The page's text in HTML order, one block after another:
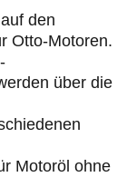
den
Otto-Motoren.
über die
Motoröl ohne